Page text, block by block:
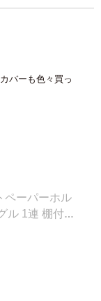
バーも色々買っ
ペーパーホル
ル 1連 棚付き
アンティー